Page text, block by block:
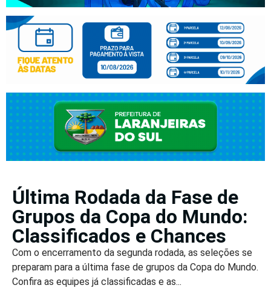
Última Rodada da Fase de
Grupos da Copa do Mundo:
Classificados e Chances
Com o encerramento da segunda rodada, as seleções se
preparam para a última fase de grupos da Copa do Mundo.
Confira as equipes já classificadas e as...